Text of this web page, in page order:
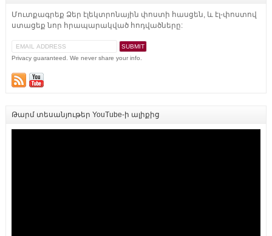
Մուտքագրեք Ձեր էլեկտրոնային փոստի հասցեն, և էլ-փոստով
ստացեք նոր հրապարակված հոդվածները:
Privacy guaranteed. We never share your info.
Թարմ տեսանյութեր YouTube-ի ալիքից